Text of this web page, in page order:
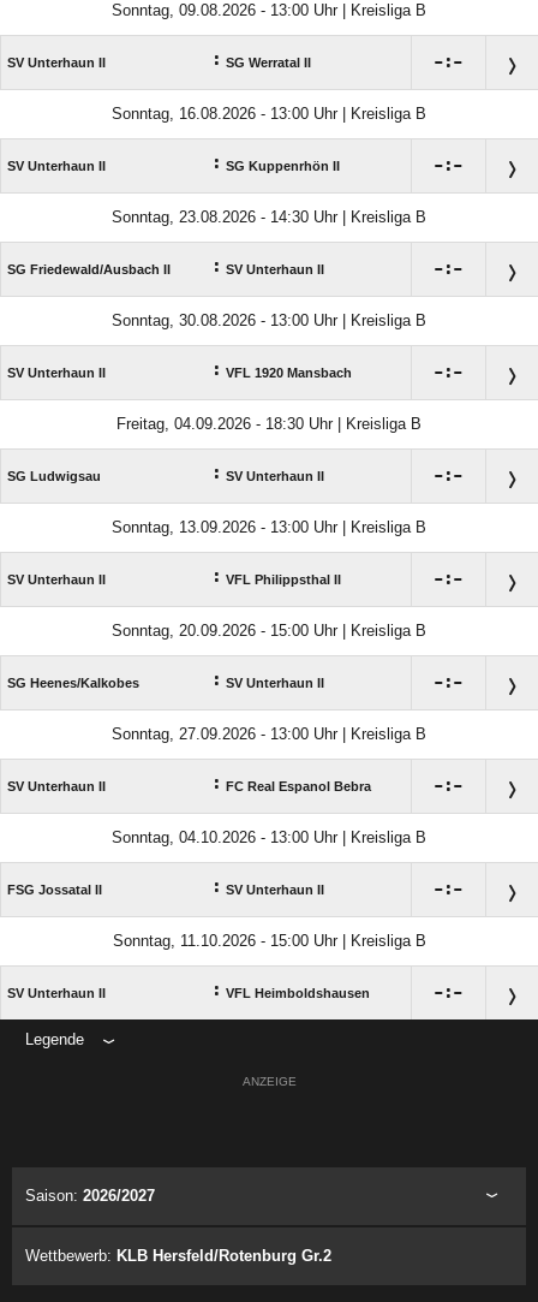
Sonntag, 09.08.2026 - 13:00 Uhr | Kreisliga B
SV Unterhaun II : SG Werratal II :
Sonntag, 16.08.2026 - 13:00 Uhr | Kreisliga B
SV Unterhaun II : SG Kuppenrhön II :
Sonntag, 23.08.2026 - 14:30 Uhr | Kreisliga B
SG Friedewald/​Ausbach II : SV Unterhaun II :
Sonntag, 30.08.2026 - 13:00 Uhr | Kreisliga B
SV Unterhaun II : VFL 1920 Mansbach :
Freitag, 04.09.2026 - 18:30 Uhr | Kreisliga B
SG Ludwigsau : SV Unterhaun II :
Sonntag, 13.09.2026 - 13:00 Uhr | Kreisliga B
SV Unterhaun II : VFL Philippsthal II :
Sonntag, 20.09.2026 - 15:00 Uhr | Kreisliga B
SG Heenes/​Kalkobes : SV Unterhaun II :
Sonntag, 27.09.2026 - 13:00 Uhr | Kreisliga B
SV Unterhaun II : FC Real Espanol Bebra :
Sonntag, 04.10.2026 - 13:00 Uhr | Kreisliga B
FSG Jossatal II : SV Unterhaun II :
Sonntag, 11.10.2026 - 15:00 Uhr | Kreisliga B
SV Unterhaun II : VFL Heimboldshausen :
Legende
ANZEIGE
Saison: 2026/2027
Wettbewerb: KLB Hersfeld/Rotenburg Gr.2